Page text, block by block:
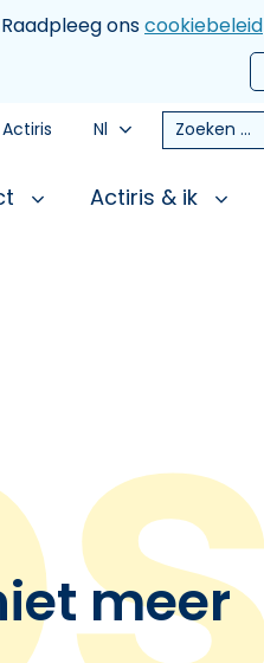
onscookiebeleid
Nl Zoeken
Actiris & ik
meer